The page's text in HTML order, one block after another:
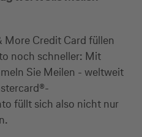
Credit Card füllen
noch schneller: Mit
Sie Meilen - weltweit
füllt sich also nicht nur